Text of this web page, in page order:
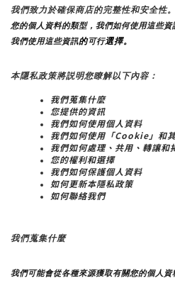
我們致力於確保商店的完整性和安全性。
您的個人資料的類型，我們如何使用這些
我們使用這些資訊的可行選擇。
本隱私政策將説明您瞭解以下內容：
我們蒐集什麼
您提供的資訊
我們如何使用個人資料
我們如何使用「Cookie」和
我們如何處理、共用、轉讓和
您的權利和選擇
我們如何保護個人資料
如何更新本隱私政策
如何聯絡我們
我們蒐集什麼
我們可能會從各種來源獲取有關您的個人